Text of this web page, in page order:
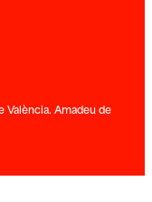
Amadeu de